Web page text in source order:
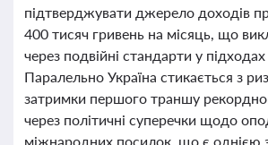
підтверджувати джерело доходів
400 тисяч гривень на місяць, що
через подвійні стандарти у
Паралельно Україна стикається з
затримки першого траншу
через політичні суперечки щодо
міжнародних посилок, що є однією